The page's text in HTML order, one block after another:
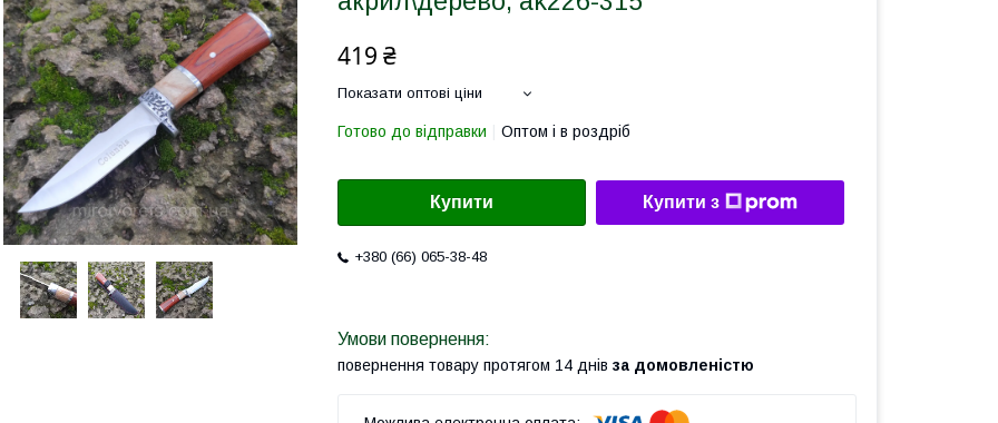
419 ₴
Показати оптові ціни
Готово до відправки Оптом і в роздріб
Купити Купити з
+380 (66) 065-38-48
повернення товару протягом 14 днів за домовленістю